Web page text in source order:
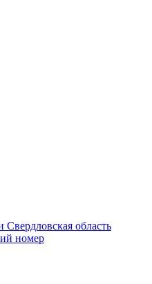
Свердловская область
номер